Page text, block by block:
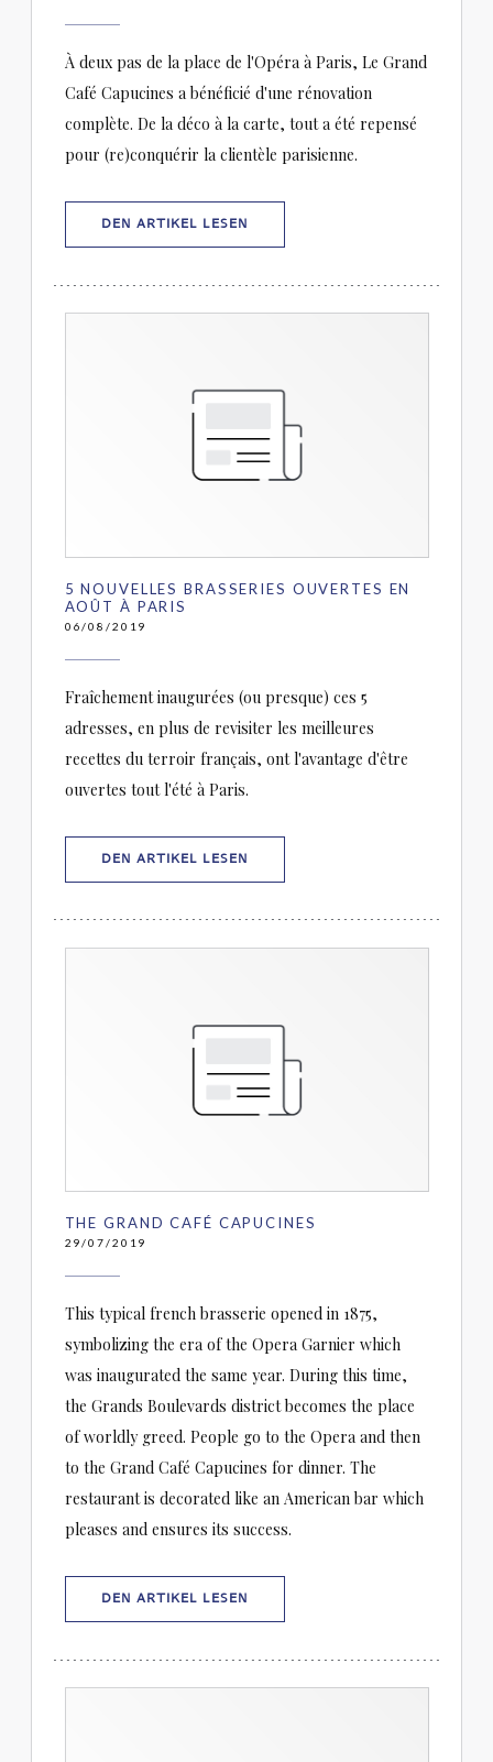
À deux pas de la place de l'Opéra à Paris, Le Grand
Café Capucines a bénéficié d'une rénovation
complète. De la déco à la carte, tout a été repensé
pour (re)conquérir la clientèle parisienne.
DEN ARTIKEL LESEN
5 NOUVELLES BRASSERIES OUVERTES EN
AOÛT À PARIS
06/08/2019
Fraîchement inaugurées (ou presque) ces 5
adresses, en plus de revisiter les meilleures
recettes du terroir français, ont l'avantage d'être
ouvertes tout l'été à Paris.
DEN ARTIKEL LESEN
THE GRAND CAFÉ CAPUCINES
29/07/2019
This typical french brasserie opened in 1875,
symbolizing the era of the Opera Garnier which
was inaugurated the same year. During this time,
the Grands Boulevards district becomes the place
of worldly greed. People go to the Opera and then
to the Grand Café Capucines for dinner. The
restaurant is decorated like an American bar which
pleases and ensures its success.
DEN ARTIKEL LESEN